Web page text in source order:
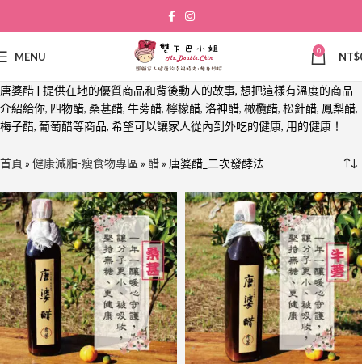
MENU 0 NT$
唐婆醋 | 提供在地的優質商品和背後動人的故事, 想把這樣有溫度的商品
介紹給你, 四物醋, 桑葚醋, 牛蒡醋, 檸檬醋, 洛神醋, 橄欖醋, 松針醋, 鳳梨醋,
梅子醋, 葡萄醋等商品, 希望可以讓家人從內到外吃的健康, 用的健康！
首頁 » 健康減脂-瘦食物專區 » 醋» 唐婆醋_二次發酵法